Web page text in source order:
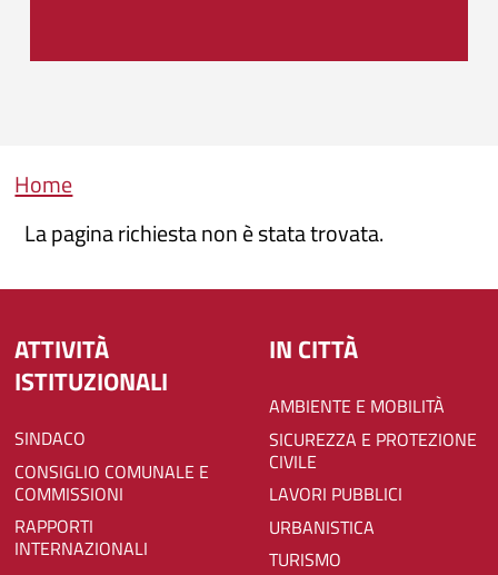
Briciole di pane
Home
La pagina richiesta non è stata trovata.
ATTIVITÀ
ISTITUZIONALI
SINDACO
CONSIGLIO COMUNALE E
COMMISSIONI
RAPPORTI
INTERNAZIONALI
IN CITTÀ
AMBIENTE E MOBILITÀ
SICUREZZA E PROTEZIONE
CIVILE
LAVORI PUBBLICI
URBANISTICA
TURISMO